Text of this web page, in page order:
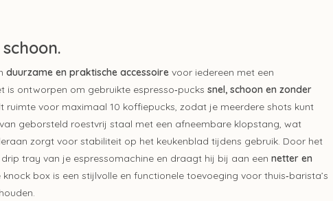
duurzame en praktische accessoire voor iedereen met een
is ontworpen om gebruikte espresso‑pucks snel, schoon en zonder
ruimte voor maximaal 10 koffiepucks, zodat je meerdere shots kunt
geborsteld roestvrij staal met een afneembare klopstang, wat
zorgt voor stabiliteit op het keukenblad tijdens gebruik. Door het
tray van je espressomachine en draagt hij bij aan een netter en
box is een stijlvolle en functionele toevoeging voor thuis‑barista’s